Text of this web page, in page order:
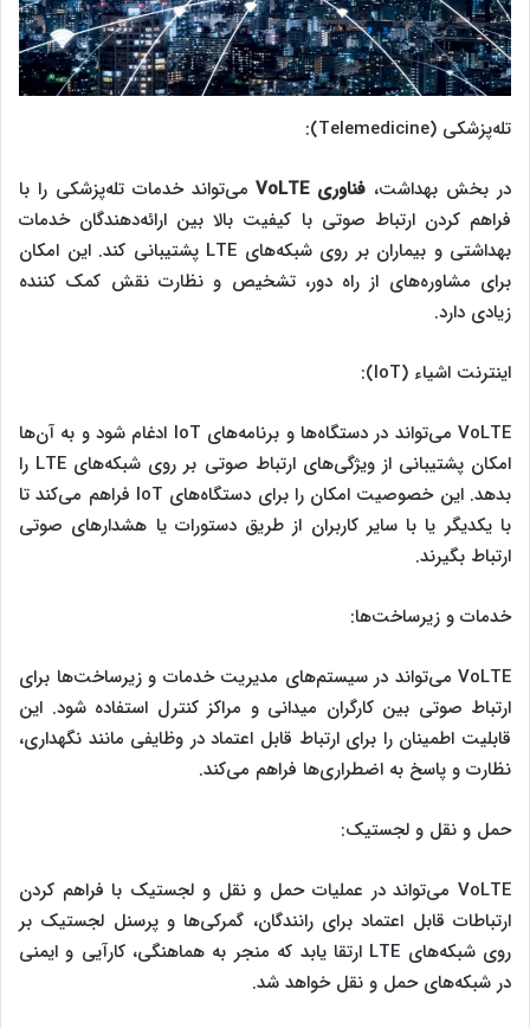
تله‌پزشکی (Telemedicine):
در بخش بهداشت، فناوریVoLTEمی‌تواند خدمات تله‌پزشکی را با
فراهم کردن ارتباط صوتی با کیفیت بالا بین ارائه‌دهندگان خدمات
بهداشتی و بیماران بر روی شبکه‌های LTE پشتیبانی کند. این امکان
برای مشاوره‌های از راه دور، تشخیص و نظارت نقش کمک کننده
زیادی دارد.
اینترنت اشیاء (IoT):
VoLTE می‌تواند در دستگاه‌ها و برنامه‌های IoT ادغام شود و به آن‌ها
امکان پشتیبانی از ویژگی‌های ارتباط صوتی بر روی شبکه‌های LTE را
بدهد. این خصوصیت امکان را برای دستگاه‌های IoT فراهم می‌کند تا
با یکدیگر یا با سایر کاربران از طریق دستورات یا هشدارهای صوتی
ارتباط بگیرند.
خدمات و زیرساخت‌ها:
VoLTE می‌تواند در سیستم‌های مدیریت خدمات و زیرساخت‌ها برای
ارتباط صوتی بین کارگران میدانی و مراکز کنترل استفاده شود. این
قابلیت اطمینان را برای ارتباط قابل اعتماد در وظایفی مانند نگهداری،
نظارت و پاسخ به اضطراری‌ها فراهم می‌کند.
حمل و نقل و لجستیک:
VoLTE می‌تواند در عملیات حمل و نقل و لجستیک با فراهم کردن
ارتباطات قابل اعتماد برای رانندگان، گمرکی‌ها و پرسنل لجستیک بر
روی شبکه‌های LTE ارتقا یابد که منجر به هماهنگی، کارآیی و ایمنی
در شبکه‌های حمل و نقل خواهد شد.